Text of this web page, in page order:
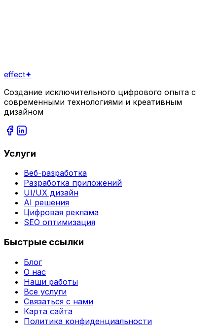
effect✦
Создание исключительного цифрового опыта с
современными технологиями и креативным
дизайном
Услуги
Веб-разработка
Разработка приложений
UI/UX дизайн
AI решения
Цифровая реклама
SEO оптимизация
Быстрые ссылки
Блог
О нас
Наши работы
Все услуги
Связаться с нами
Карта сайта
Политика конфиденциальности